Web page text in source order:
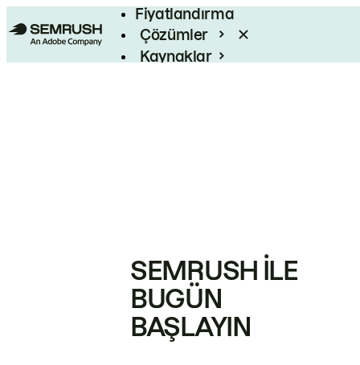
Fiyatlandırma
Çözümler
Kaynaklar
SEMRUSH ILE
BUGÜN
BAŞLAYIN